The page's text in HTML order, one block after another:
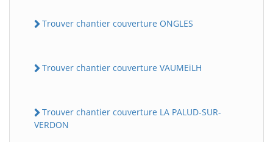
Trouver chantier couverture ONGLES
Trouver chantier couverture VAUMEiLH
Trouver chantier couverture LA PALUD-SUR-
VERDON